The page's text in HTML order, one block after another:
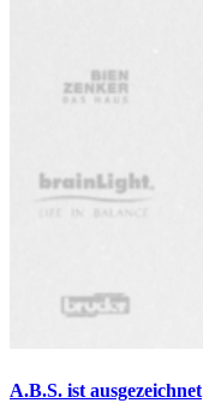
A.B.S. ist ausgezeichnet